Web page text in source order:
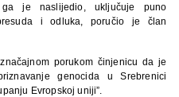
je naslijedio, uključuje puno
i odluka, poručio je član
porukom činjenicu da je
genocida u Srebrenici
Evropskoj uniji”.